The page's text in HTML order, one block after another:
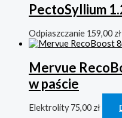
PectoSyllium
Odpiaszczanie 159,00 zł
Mervue
w paście
Elektrolity75,00 zł